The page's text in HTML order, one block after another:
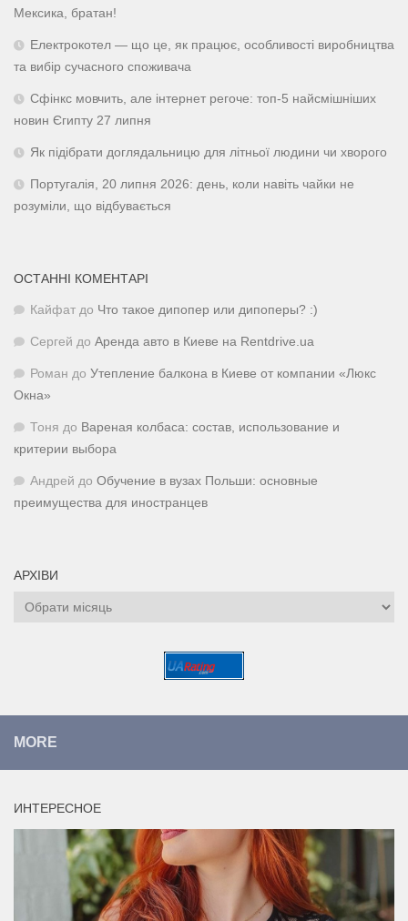
Мексика, братан!
Електрокотел — що це, як працює, особливості виробництва
та вибір сучасного споживача
Сфінкс мовчить, але інтернет регоче: топ-5 найсмішніших
новин Єгипту 27 липня
Як підібрати доглядальницю для літньої людини чи хворого
Португалія, 20 липня 2026: день, коли навіть чайки не
розуміли, що відбувається
ОСТАННІ КОМЕНТАРІ
Кайфат до Что такое дипопер или дипоперы? :)
Сергей до Аренда авто в Киеве на Rentdrive.ua
Роман до Утепление балкона в Киеве от компании «Люкс
Окна»
Тоня до Вареная колбаса: состав, использование и
критерии выбора
Андрей до Обучение в вузах Польши: основные
преимущества для иностранцев
АРХІВИ
Архіви
MORE
ИНТЕРЕСНОЕ